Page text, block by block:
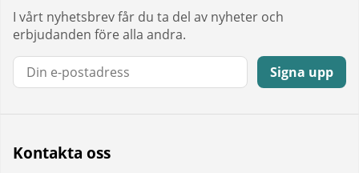
I vårt nyhetsbrev får du ta del av nyheter och
erbjudanden före alla andra.
E-post:
Signa upp
Kontakta oss